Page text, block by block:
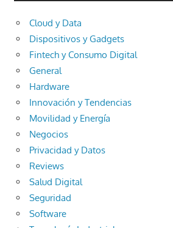
Cloud y Data
Dispositivos y Gadgets
Fintech y Consumo Digital
General
Hardware
Innovación y Tendencias
Movilidad y Energía
Negocios
Privacidad y Datos
Reviews
Salud Digital
Seguridad
Software